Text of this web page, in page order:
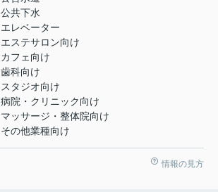
公共下水
エレベーター
エステサロン向け
カフェ向け
歯科向け
スタジオ向け
病院・クリニック向け
マッサージ・整体院向け
その他業種向け
情報の見方